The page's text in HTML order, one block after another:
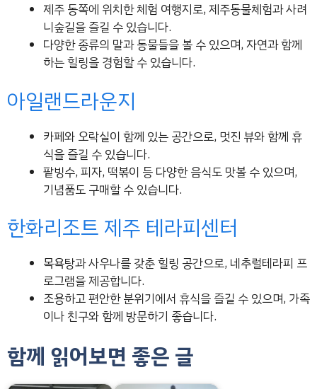
제주 동쪽에 위치한 체험 여행지로, 제주동물체험과 사려
니숲길을 즐길 수 있습니다.
다양한 종류의 말과 동물들을 볼 수 있으며, 자연과 함께
하는 힐링을 경험할 수 있습니다.
아일랜드라운지
카페와 오락실이 함께 있는 공간으로, 멋진 뷰와 함께 휴
식을 즐길 수 있습니다.
팥빙수, 피자, 떡볶이 등 다양한 음식도 맛볼 수 있으며,
기념품도 구매할 수 있습니다.
한화리조트 제주 테라피센터
목욕탕과 사우나를 갖춘 힐링 공간으로, 네추럴테라피 프
로그램을 제공합니다.
조용하고 편안한 분위기에서 휴식을 즐길 수 있으며, 가족
이나 친구와 함께 방문하기 좋습니다.
함께 읽어보면 좋은 글